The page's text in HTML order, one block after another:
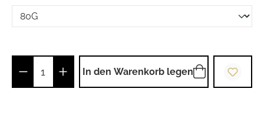
Produkt Anzahl: Gib den gewünschten
In den Warenkorb legen